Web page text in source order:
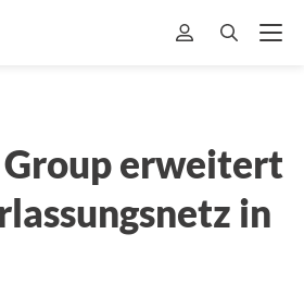
erweitert
in